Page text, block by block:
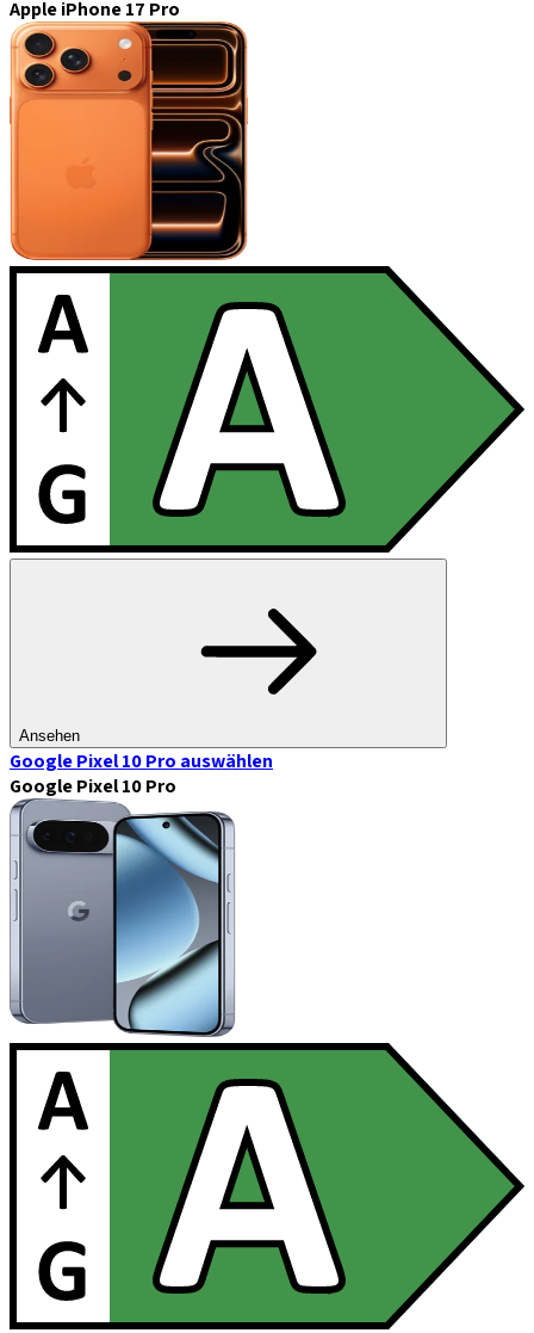
Apple iPhone 17 Pro
Ansehen
Google Pixel 10 Pro auswählen
Google Pixel 10 Pro